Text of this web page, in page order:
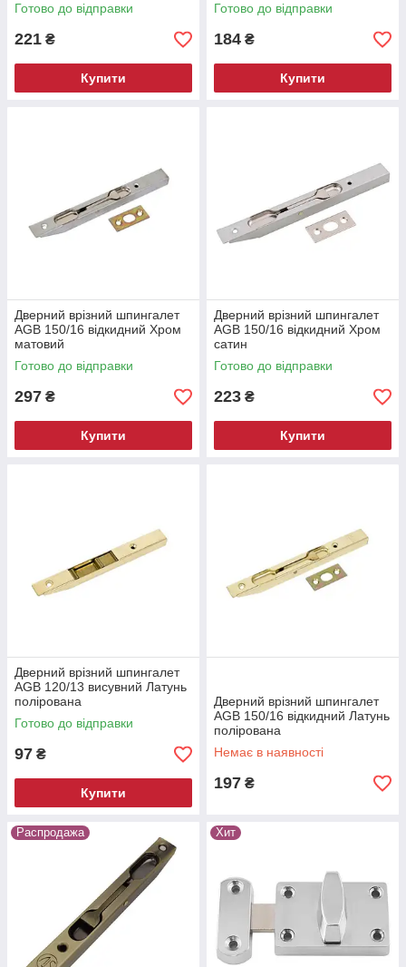
Готово до відправки
221 ₴
Купити
Готово до відправки
184 ₴
Купити
Дверний врізний шпингалет
AGB 150/16 відкидний Хром
матовий
Готово до відправки
297 ₴
Купити
Дверний врізний шпингалет
AGB 150/16 відкидний Хром
сатин
Готово до відправки
223 ₴
Купити
Дверний врізний шпингалет
AGB 120/13 висувний Латунь
полірована
Готово до відправки
97 ₴
Купити
Дверний врізний шпингалет
AGB 150/16 відкидний Латунь
полірована
Немає в наявності
197 ₴
Распродажа Хит